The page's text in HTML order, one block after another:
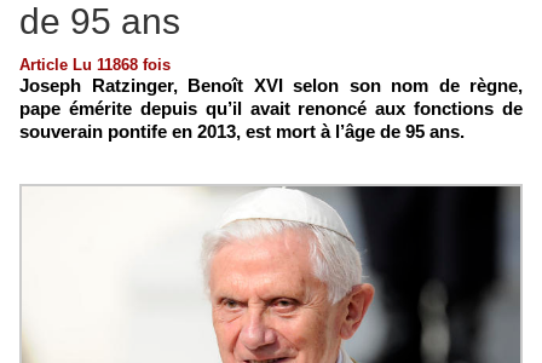
de 95 ans
Article Lu 11868 fois
Joseph Ratzinger, Benoît XVI selon son nom de règne,
pape émérite depuis qu’il avait renoncé aux fonctions de
souverain pontife en 2013, est mort à l’âge de 95 ans.